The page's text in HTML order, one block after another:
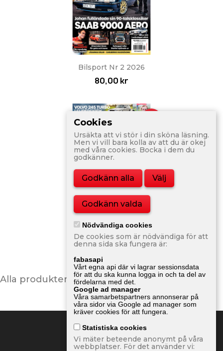
Bilsport Nr 2 2026
80,00 kr
Bilsport Nr 1 2026
80,00 kr
Alla produkter 
Cookies
Ursäkta att vi stör i din sköna läsning.
Men vi vill bara kolla av att du är okej
med våra cookies. Bocka i dem du
godkänner.
Godkänn alla Välj
Godkänn valda
Nödvändiga cookies
De cookies som är nödvändiga för att
denna sida ska fungera är:
fabasapi
Vårt egna api där vi lagrar sessionsdata
för att du ska kunna logga in och ta del av
fördelarna med det.
Google ad manager
Våra samarbetspartners annonserar på
våra sidor via Google ad manager som
kräver cookies för att fungera.
Statistiska cookies
Vi mäter beteende anonymt på våra
webbplatser. För det använder vi: